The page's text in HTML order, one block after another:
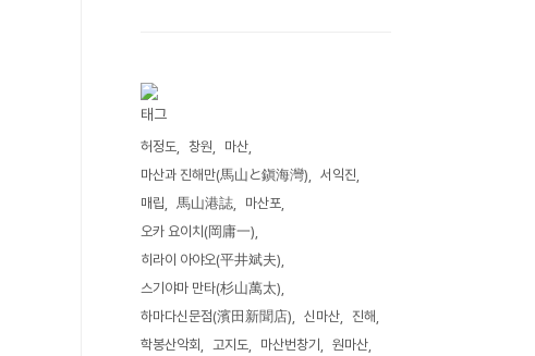
태그
허정도 창원
마산
마산과 진해만(馬山と鎭海灣)
서익진
매립
馬山港誌
마산포
오카 요이치(岡庸一)
히라이 아야오(平井斌夫)
스기야마 만타(杉山萬太)
하마다신문점(濱田新聞店)
신마산
진해
학봉산악회
고지도 마산번창기
원마산